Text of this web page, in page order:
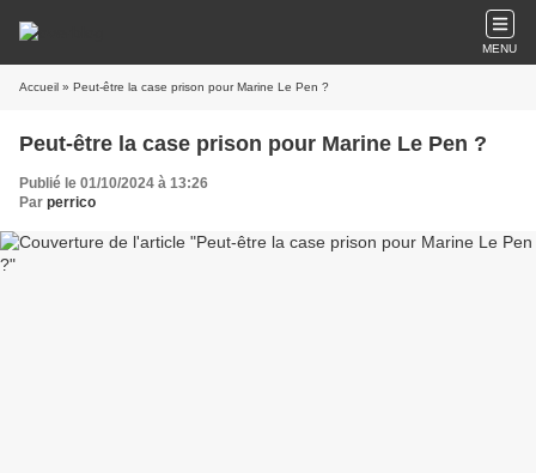
MENU
Accueil » Peut-être la case prison pour Marine Le Pen ?
Peut-être la case prison pour Marine Le Pen ?
Publié le 01/10/2024 à 13:26
Par perrico